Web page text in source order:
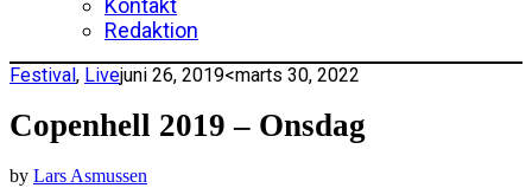
Kontakt
Redaktion
Festival, Livejuni 26, 2019<marts 30, 2022
Copenhell 2019 – Onsdag
by Lars Asmussen